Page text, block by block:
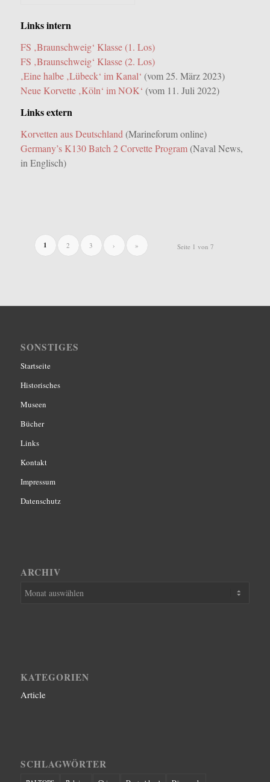
Links intern
FS ‚Braunschweig‘ Klasse (1. Los)
FS ‚Braunschweig‘ Klasse (2. Los)
‚Eine halbe ‚Lübeck‘ im Kanal‘ (vom 25. März 2023)
Neue Korvette ‚Köln‘ im NOK‘ (vom 11. Juli 2022)
Links extern
Korvetten aus Deutschland (Marineforum online)
Germany’s K130 Batch 2 Corvette Program(Naval News,
in Englisch)
Seite 1 von 7
1 2 3 › »
SONSTIGES
Startseite
Historisches
Museen
Bücher
Links
Kontakt
Impressum
Datenschutz
ARCHIV
KATEGORIEN
Article
SCHLAGWÖRTER